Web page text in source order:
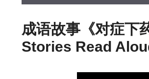
成语故事《对症下
Stories Read